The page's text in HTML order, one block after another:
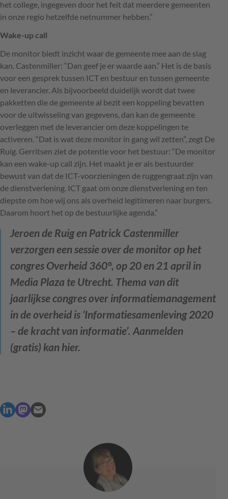
het college, ingegeven door het feit dat meerdere gemeenten
in onze regio hetzelfde netnummer hebben.”
Wake-up call
De monitor biedt inzicht waar de gemeente mee aan de slag
kan. Castenmiller: “Dan geef je er waarde aan.” Het is de basis
voor een gesprek tussen ICT en bestuur en tussen gemeente
en leverancier. Als bijvoorbeeld duidelijk wordt dat twee
pakketten die de gemeente al bezit een koppeling bevatten
voor de uitwisseling van gegevens, dan kan de gemeente
overleggen met de leverancier om deze koppelingen te
activeren. “Dat is wat deze monitor in gang wil zetten”, zegt De
Ruig. Gerritsen ziet de potentie voor het bestuur: “De monitor
kan een wake-up call zijn. Het maakt je er als bestuurder
bewust van dat de ICT-voorzieningen de ruggengraat zijn van
de dienstverlening. ICT gaat om onze dienstverlening en ten
diepste om hoe wij ons als overheid legitimeren naar burgers.
Daarom hoort het op de bestuurlijke agenda.”
Jeroen de Ruig en Patrick Castenmiller
verzorgen een sessie over de monitor op het
congres Overheid 360°, op 20 en 21 april in
Media Plaza te Utrecht. Thema van dit
jaarlijkse congres over informatiemanagement
in de overheid is ‘Informatiesamenleving 2020
– de kracht van informatie’. Aanmelden
(gratis) kan hier.